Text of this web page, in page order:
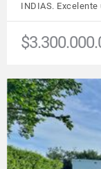
INDIAS.